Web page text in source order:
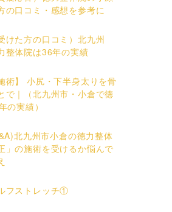
の口コミ・感想を参考に
けた方の口コミ）北九州
整体院は36年の実績
術】 小尻・下半身太りを骨
で｜（北九州市・小倉で徳
の実績）
北九州市小倉の徳力整体
」の施術を受けるか悩んで
フストレッチ①